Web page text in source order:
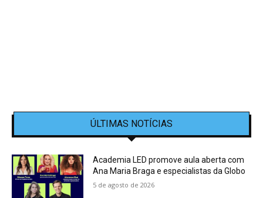
ÚLTIMAS NOTÍCIAS
Academia LED promove aula aberta com
Ana Maria Braga e especialistas da Globo
5 de agosto de 2026